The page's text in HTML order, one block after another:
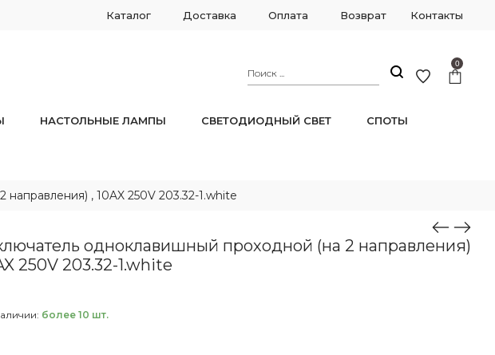
Каталог Доставка Оплата Возврат Контакты
0
НАСТОЛЬНЫЕ ЛАМПЫ СВЕТОДИОДНЫЙ СВЕТ СПОТЫ
, 10AX 250V 203.32-1.white
одноклавишный проходной (на 2 направления)
250V 203.32-1.white
более 10 шт.